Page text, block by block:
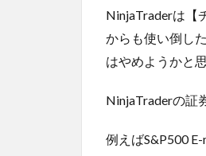
NinjaTraderは【
からも使い倒し
はやめようかと
NinjaTraderの証
例えばS&P500